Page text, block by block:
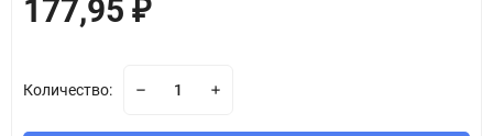
177,95 ₽
Количество: